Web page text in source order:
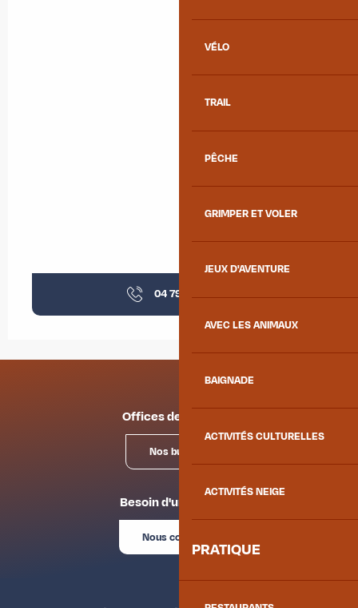
VÉLO
TRAIL
PÊCHE
GRIMPER ET VOLER
JEUX D'AVENTURE
AVEC LES ANIMAUX
BAIGNADE
ACTIVITÉS CULTURELLES
ACTIVITÉS NEIGE
PRATIQUE
04 79 83 26▒▒
Offices de tourisme
Nos bureaux
Besoin d'un conseil ?
Nous contacter